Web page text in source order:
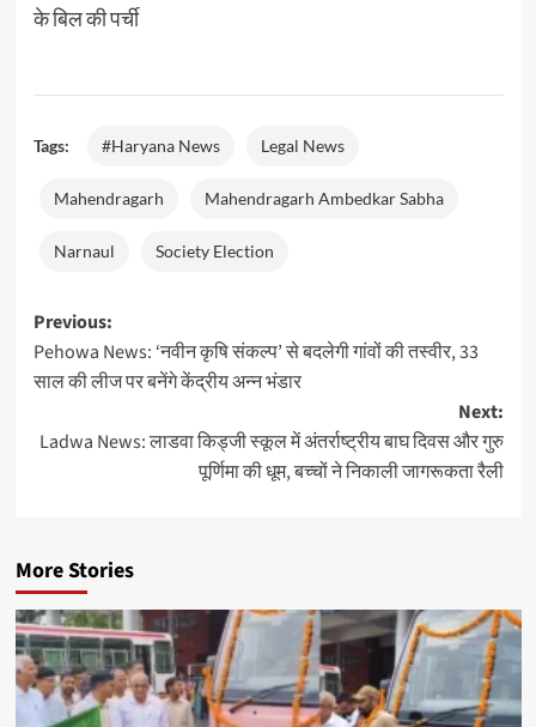
के बिल की पर्ची
Tags: #Haryana News Legal News
Mahendragarh Mahendragarh Ambedkar Sabha
Narnaul Society Election
Post
navigation
Previous:
Pehowa News: ‘नवीन कृषि संकल्प’ से बदलेगी गांवों की तस्वीर, 33
साल की लीज पर बनेंगे केंद्रीय अन्न भंडार
Next:
Ladwa News: लाडवा किड्जी स्कूल में अंतर्राष्ट्रीय बाघ दिवस और गुरु
पूर्णिमा की धूम, बच्चों ने निकाली जागरूकता रैली
More Stories